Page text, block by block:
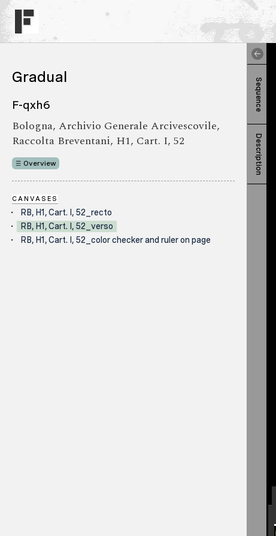
Gradual
F-qxh6
Bologna, Archivio Generale Arcivescovile,
Raccolta Breventani, H1, Cart. I, 52
Overview
CANVASES
RB, H1, Cart. I, 52_recto
RB, H1, Cart. I, 52_verso
RB, H1, Cart. I, 52_color checker and ruler on page
Sequence
Description